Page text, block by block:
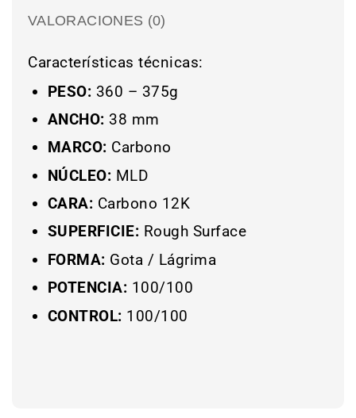
VALORACIONES (0)
Características técnicas:
PESO: 360 – 375g
ANCHO: 38 mm
MARCO: Carbono
NÚCLEO: MLD
CARA: Carbono 12K
SUPERFICIE: Rough Surface
FORMA: Gota / Lágrima
POTENCIA: 100/100
CONTROL: 100/100